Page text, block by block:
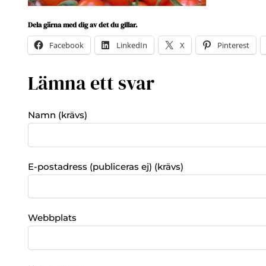
Dela gärna med dig av det du gillar.
Facebook LinkedIn X Pinterest
Lämna ett svar
Namn (krävs)
E-postadress (publiceras ej) (krävs)
Webbplats